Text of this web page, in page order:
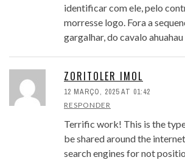
identificar com ele, pelo
morresse logo. Fora a
gargalhar, do cavalo ahuahau
ZORITOLER IMOL
12 MARÇO, 2025 AT 01:42
RESPONDER
Terrific work! This is the
be shared around the
search engines for not